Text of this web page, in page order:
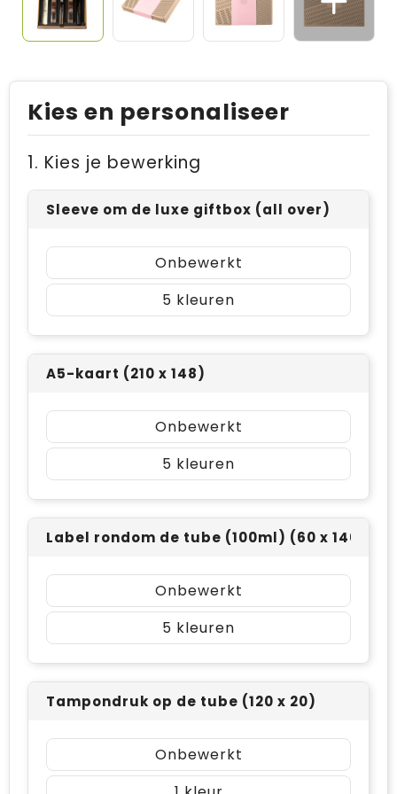
Kies en personaliseer
1. Kies je bewerking
Sleeve om de luxe giftbox (all over)
Onbewerkt
5
A5-kaart (210 x 148)
Onbewerkt
5
Label rondom de tube (100ml) (60 x 140)
Onbewerkt
5
Tampondruk op de tube (120 x 20)
Onbewerkt